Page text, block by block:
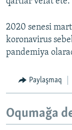
2020 senesi
koronavirus
pandemiya
Paylaşmaq
Oqumağa